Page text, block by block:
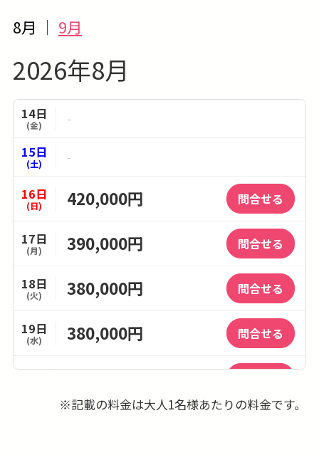
8月 ｜ 9月
2026年8月
14日
(金)
-
15日
(土) -
16日
(日) 420,000円 問合せる
17日
(月) 390,000円 問合せる
18日
(火) 380,000円 問合せる
19日
(水) 380,000円 問合せる
20日
※記載の料金は大人1名様あたりの料金です。